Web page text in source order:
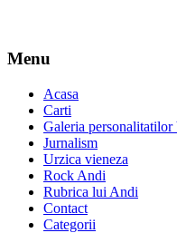
Menu
Acasa
Carti
Galeria personalitatilor
Jurnalism
Urzica vieneza
Rock Andi
Rubrica lui Andi
Contact
Categorii